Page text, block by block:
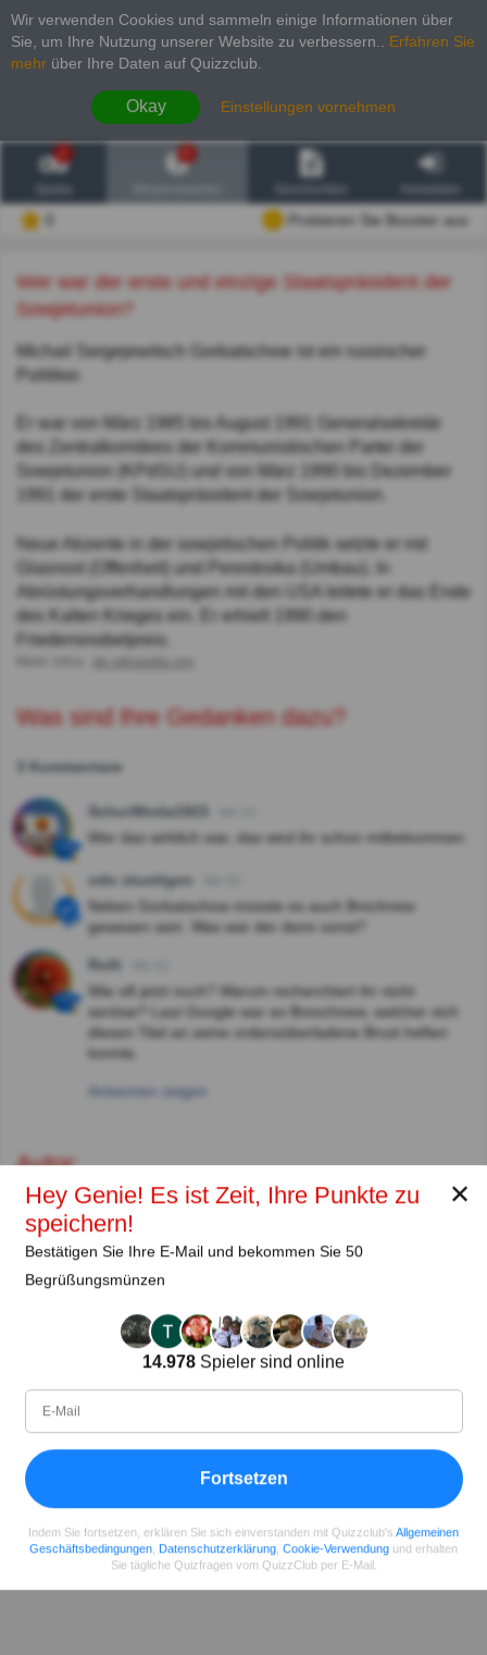
Wir verwenden Cookies und sammeln einige Informationen über
Sie, um Ihre Nutzung unserer Website zu verbessern.
Erfahren Sie
mehr über Ihre Daten auf Quizzclub.
Okay Einstellungen vornehmen
2
Probieren Sie Booster aus
Wer war der erste und einzige Staatspräsident der
Sowjetunion?
Michail Sergejewitsch Gorbatschow ist ein russischer
Politiker.
Er war von März 1985 bis August 1991 Generalsekretär
des Zentralkomitees der Kommunistischen Partei der
Sowjetunion (KPdSU) und von März 1990 bis Dezember
1991 der erste Staatspräsident der Sowjetunion.
Neue Akzente in der sowjetischen Politik setzte er mit
Glasnost (Offenheit) und Perestroika (Umbau). In
Abrüstungsverhandlungen mit den USA leitete er das Ende
des Kalten Krieges ein. Er erhielt 1990 den
Friedensnobelpreis.
de.wikipedia.org
Was sind Ihre Gedanken dazu?
3 Kommentare
SchurWoda1923
Wer das wirklich war, das wird ihr schon mitbekommen.
odo stuettgen
Neben Gorbatschow müsste es auch Brechnew
gewesen sein. Was war der denn sonst?
Rolli
Wie oft jetzt noch? Warum recherchiert ihr nicht
seriöse? Laut Google war es Breschnew, welcher sich
diesen Titel an seine ordensüberladene Brust heften
konnte.
Antworten zeigen
Autor:
Lena Strauss
Autor
11.2018 99 2485658
Teilenauf Facebook
✕
Hey Genie! Es ist Zeit, Ihre Punkte zu
speichern!
Bestätigen Sie Ihre E-Mail und bekommen Sie 50
Begrüßungsmünzen
14.978 Spieler sind online
Fortsetzen
Indem Sie fortsetzen, erklären Sie sich einverstanden mit Quizzclub's Allgemeinen
Geschäftsbedingungen Datenschutzerklärung Cookie-Verwendung und erhalten
Sie tägliche Quizfragen vom QuizzClub per E-Mail.